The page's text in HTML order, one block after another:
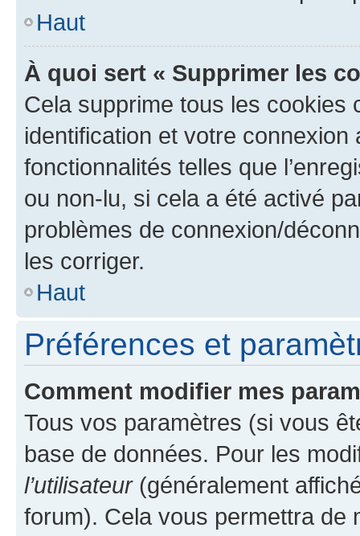
Haut
À quoi sert « Supprimer les
Cela supprime tous les cookies
identification et votre
fonctionnalités telles que
ou non-lu, si cela a été activé
problèmes de connexion/
les corriger.
Haut
Préférences et
Comment modifier mes
Tous vos paramètres (si vous
base de données. Pour les
l’utilisateur(généralement
forum). Cela vous permettra de